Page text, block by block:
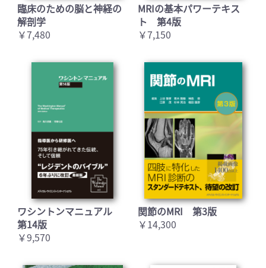
臨床のための脳と神経の
解剖学
￥7,480
MRIの基本パワーテキス
ト 第4版
￥7,150
ワシントンマニュアル
第14版
￥9,570
関節のMRI 第3版
￥14,300